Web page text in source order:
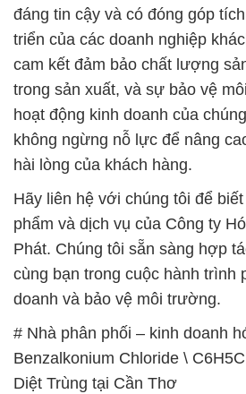
đáng tin cậy và có đóng góp
triển của các doanh nghiệp
cam kết đảm bảo chất lượng
trong sản xuất, và sự bảo vệ
hoạt động kinh doanh của
không ngừng nỗ lực để nâng
hài lòng của khách hàng.
Hãy liên hệ với chúng tôi để
phẩm và dịch vụ của Công ty
Phát. Chúng tôi sẵn sàng hợp
cùng bạn trong cuộc hành trình
doanh và bảo vệ môi trường.
# Nhà phân phối – kinh doanh
Benzalkonium Chloride \
Diệt Trùng tại Cần Thơ